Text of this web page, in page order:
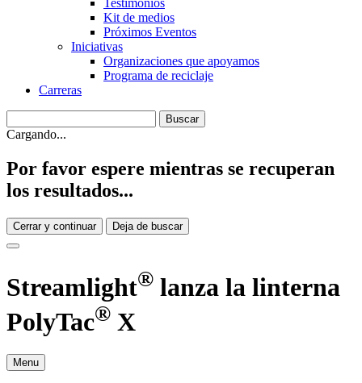
Testimonios
Kit de medios
Próximos Eventos
Iniciativas
Organizaciones que apoyamos
Programa de reciclaje
Carreras
Cargando...
Por favor espere mientras se recuperan
los resultados...
Cerrar y continuar Deja de buscar
Streamlight® lanza la linterna
PolyTac® X
Menu